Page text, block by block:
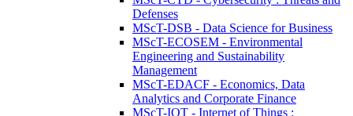
Defenses
MScT-DSB - Data Science for Business
MScT-ECOSEM - Environmental
Engineering and Sustainability
Management
MScT-EDACF - Economics, Data
Analytics and Corporate Finance
MScT-IOT - Internet of Things :